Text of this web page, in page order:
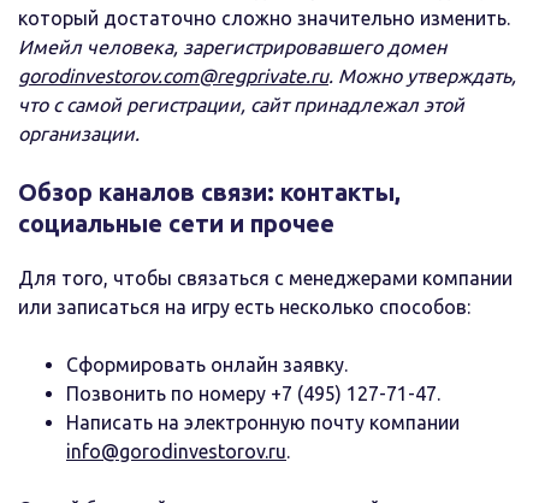
который достаточно сложно значительно изменить.
Имейл человека, зарегистрировавшего домен
gorodinvestorov.com@regprivate.ru. Можно утверждать,
что с самой регистрации, сайт принадлежал этой
организации.
Обзор каналов связи: контакты,
социальные сети и прочее
Для того, чтобы связаться с менеджерами компании
или записаться на игру есть несколько способов:
Сформировать онлайн заявку.
Позвонить по номеру +7 (495) 127-71-47.
Написать на электронную почту компании
info@gorodinvestorov.ru.